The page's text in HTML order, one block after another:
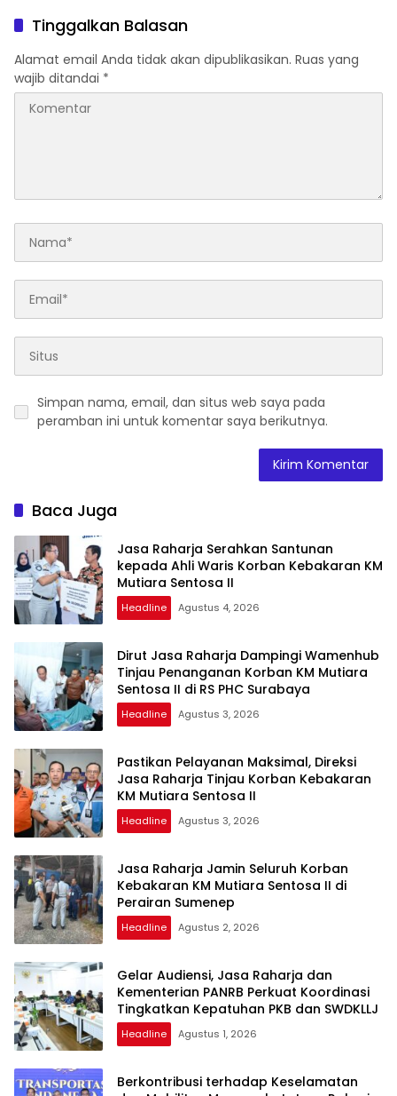
dan SWDKLLJ
Awards 2026
Tinggalkan Balasan
Alamat email Anda tidak akan dipublikasikan. Ruas yang
wajib ditandai *
Simpan nama, email, dan situs web saya pada
peramban ini untuk komentar saya berikutnya.
Baca Juga
Jasa Raharja Serahkan Santunan
kepada Ahli Waris Korban Kebakaran KM
Mutiara Sentosa II
Headline Agustus 4, 2026
Dirut Jasa Raharja Dampingi Wamenhub
Tinjau Penanganan Korban KM Mutiara
Sentosa II di RS PHC Surabaya
Headline Agustus 3, 2026
Pastikan Pelayanan Maksimal, Direksi
Jasa Raharja Tinjau Korban Kebakaran
KM Mutiara Sentosa II
Headline Agustus 3, 2026
Jasa Raharja Jamin Seluruh Korban
Kebakaran KM Mutiara Sentosa II di
Perairan Sumenep
Headline Agustus 2, 2026
Gelar Audiensi, Jasa Raharja dan
Kementerian PANRB Perkuat Koordinasi
Tingkatkan Kepatuhan PKB dan SWDKLLJ
Headline Agustus 1, 2026
Berkontribusi terhadap Keselamatan